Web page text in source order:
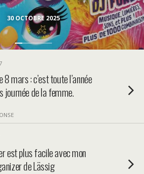
30 OCTOBRE 2025
8 mars : c’est toute l’année
journée de la femme.
est plus facile avec mon
de Lässig